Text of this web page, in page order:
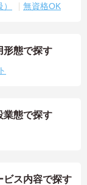
無資格OK
形態で探す
業態で探す
ビス内容で探す